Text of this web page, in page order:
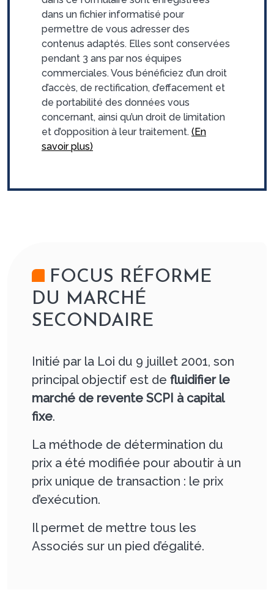
dans un fichier informatisé pour
permettre de vous adresser des
contenus adaptés. Elles sont conservées
pendant 3 ans par nos équipes
commerciales. Vous bénéficiez d’un droit
d’accès, de rectification, d’effacement et
de portabilité des données vous
concernant, ainsi qu’un droit de limitation
et d’opposition à leur traitement. (En
savoir plus)
FOCUS RÉFORME
DU MARCHÉ
SECONDAIRE
Initié par la Loi du 9 juillet 2001, son
principal objectif est de fluidifier le
marché de revente SCPI à capital
fixe.
La méthode de détermination du
prix a été modifiée pour aboutir à un
prix unique de transaction : le prix
d’exécution.
Il permet de mettre tous les
Associés sur un pied d’égalité.